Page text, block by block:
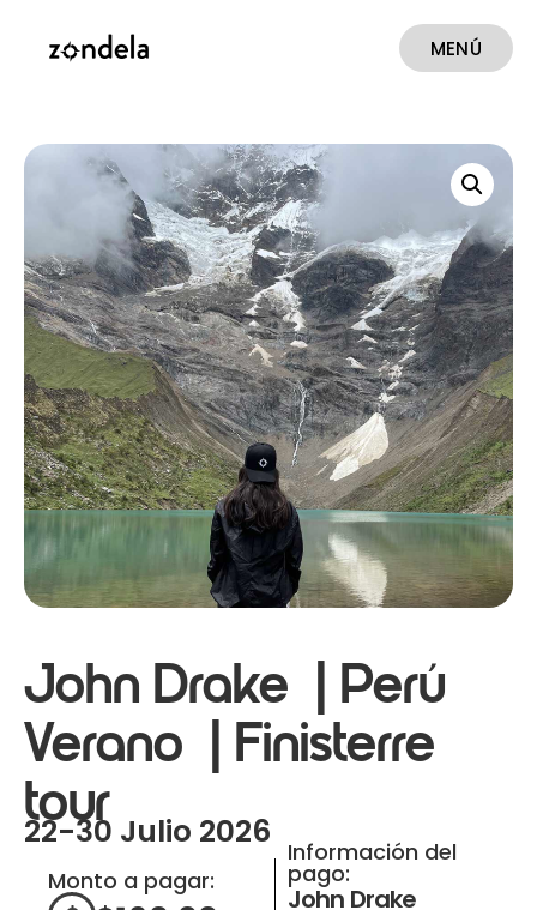
MENÚ
John Drake | Perú
Verano | Finisterre
tour
22-30 Julio 2026
Monto a pagar:
Información del
pago:
John Drake